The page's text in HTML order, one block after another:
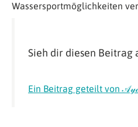
Wassersportmöglichkeiten
Sieh dir diesen Beitrag
Ein Beitrag geteilt von